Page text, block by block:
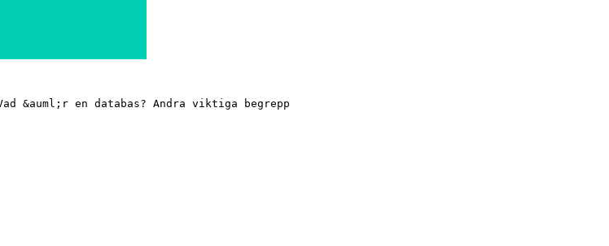
&auml;r en databas? Andra viktiga begrepp